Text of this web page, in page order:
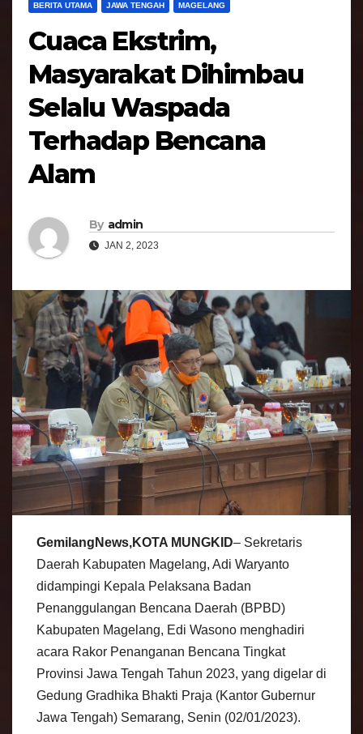
BERITA UTAMA JAWA TENGAH MAGELANG
Cuaca Ekstrim,
Masyarakat Dihimbau
Selalu Waspada
Terhadap Bencana
Alam
By admin
JAN 2, 2023
GemilangNews,KOTA MUNGKID– Sekretaris
Daerah Kabupaten Magelang, Adi Waryanto
didampingi Kepala Pelaksana Badan
Penanggulangan Bencana Daerah (BPBD)
Kabupaten Magelang, Edi Wasono menghadiri
acara Rakor Penanganan Bencana Tingkat
Provinsi Jawa Tengah Tahun 2023, yang digelar di
Gedung Gradhika Bhakti Praja (Kantor Gubernur
Jawa Tengah) Semarang, Senin (02/01/2023).